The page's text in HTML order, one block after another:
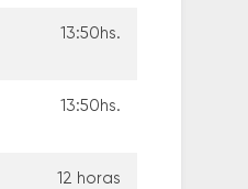
13:50hs.
13:50hs.
12 horas